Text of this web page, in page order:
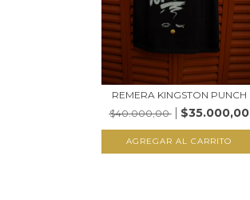
REMERA KINGSTON PUNCH
$40.000,00
$35.000,00
AGREGAR AL CARRITO